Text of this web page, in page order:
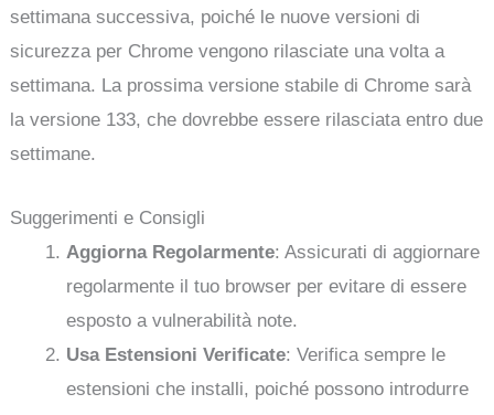
settimana successiva, poiché le nuove versioni di
sicurezza per Chrome vengono rilasciate una volta a
settimana. La prossima versione stabile di Chrome sarà
la versione 133, che dovrebbe essere rilasciata entro due
settimane.
Suggerimenti e Consigli
Aggiorna Regolarmente: Assicurati di aggiornare
regolarmente il tuo browser per evitare di essere
esposto a vulnerabilità note.
Usa Estensioni Verificate: Verifica sempre le
estensioni che installi, poiché possono introdurre